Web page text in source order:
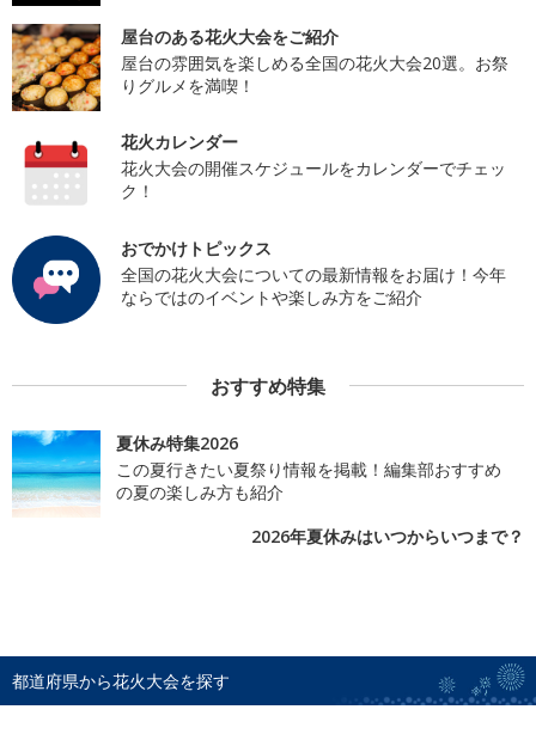
屋台のある花火大会をご紹介
屋台の雰囲気を楽しめる全国の花火大会20選。お祭
りグルメを満喫！
花火カレンダー
花火大会の開催スケジュールをカレンダーでチェッ
ク！
おでかけトピックス
全国の花火大会についての最新情報をお届け！今年
ならではのイベントや楽しみ方をご紹介
おすすめ特集
夏休み特集2026
この夏行きたい夏祭り情報を掲載！編集部おすすめ
の夏の楽しみ方も紹介
2026年夏休みはいつからいつまで？
都道府県から花火大会を探す